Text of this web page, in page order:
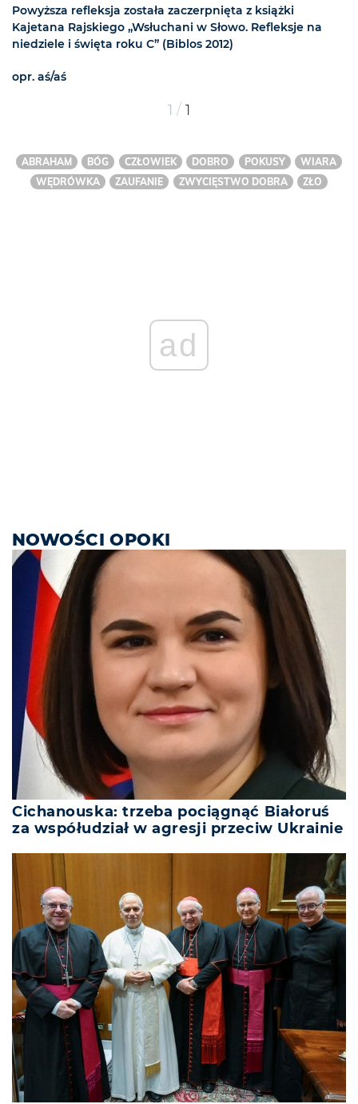
Powyższa refleksja została zaczerpnięta z książki
Kajetana Rajskiego „Wsłuchani w Słowo. Refleksje na
niedziele i święta roku C” (Biblos 2012)
opr. aś/aś
1 / 1
ABRAHAM BÓG CZŁOWIEK DOBRO POKUSY
WIARA
WĘDRÓWKA
ZAUFANIE ZWYCIĘSTWO DOBRA ZŁO
ad
NOWOŚCI OPOKI
Cichanouska: trzeba pociągnąć Białoruś
za współudział w agresji przeciw Ukrainie